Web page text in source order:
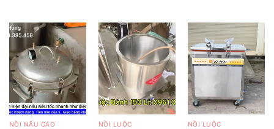
NỒI NẤU CAO NỒI LUỘC NỒI LUỘC